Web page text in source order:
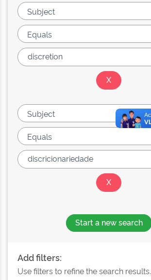
Start a new search
Add filters:
Use filters to refine the search results.